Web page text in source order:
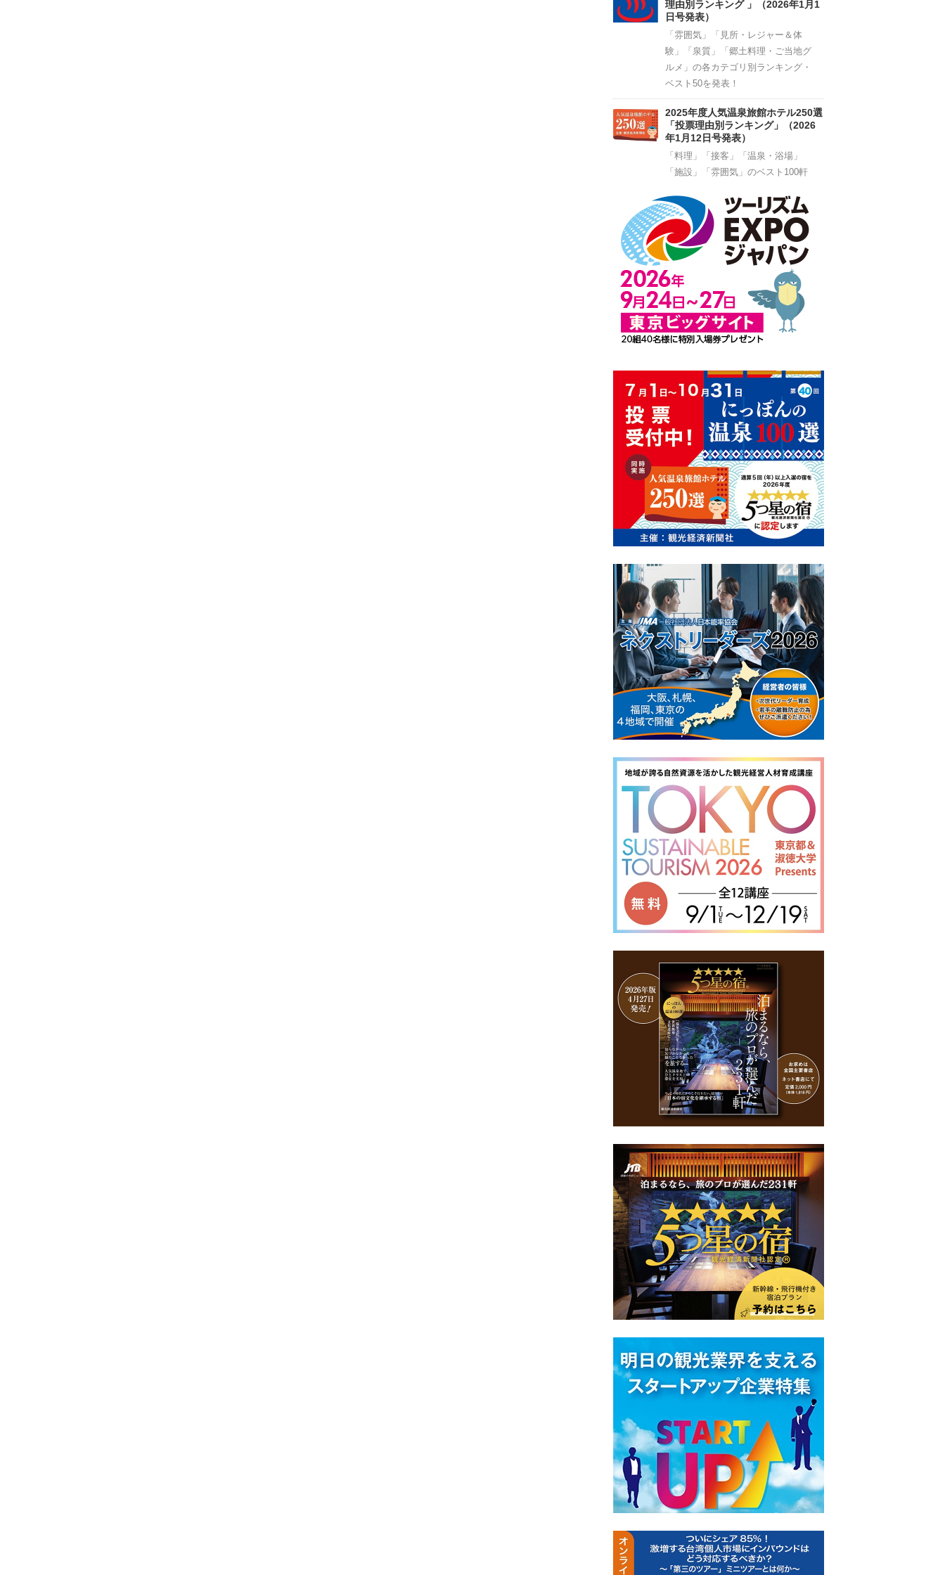
理由別ランキング 」（2026年1月1
日号発表）
「雰囲気」「見所・レジャー＆体
験」「泉質」「郷土料理・ご当地グ
ルメ」の各カテゴリ別ランキング・
ベスト50を発表！
2025年度人気温泉旅館ホテル250選
「投票理由別ランキング」（2026
年1月12日号発表）
「料理」「接客」「温泉・浴場」
「施設」「雰囲気」のベスト100軒